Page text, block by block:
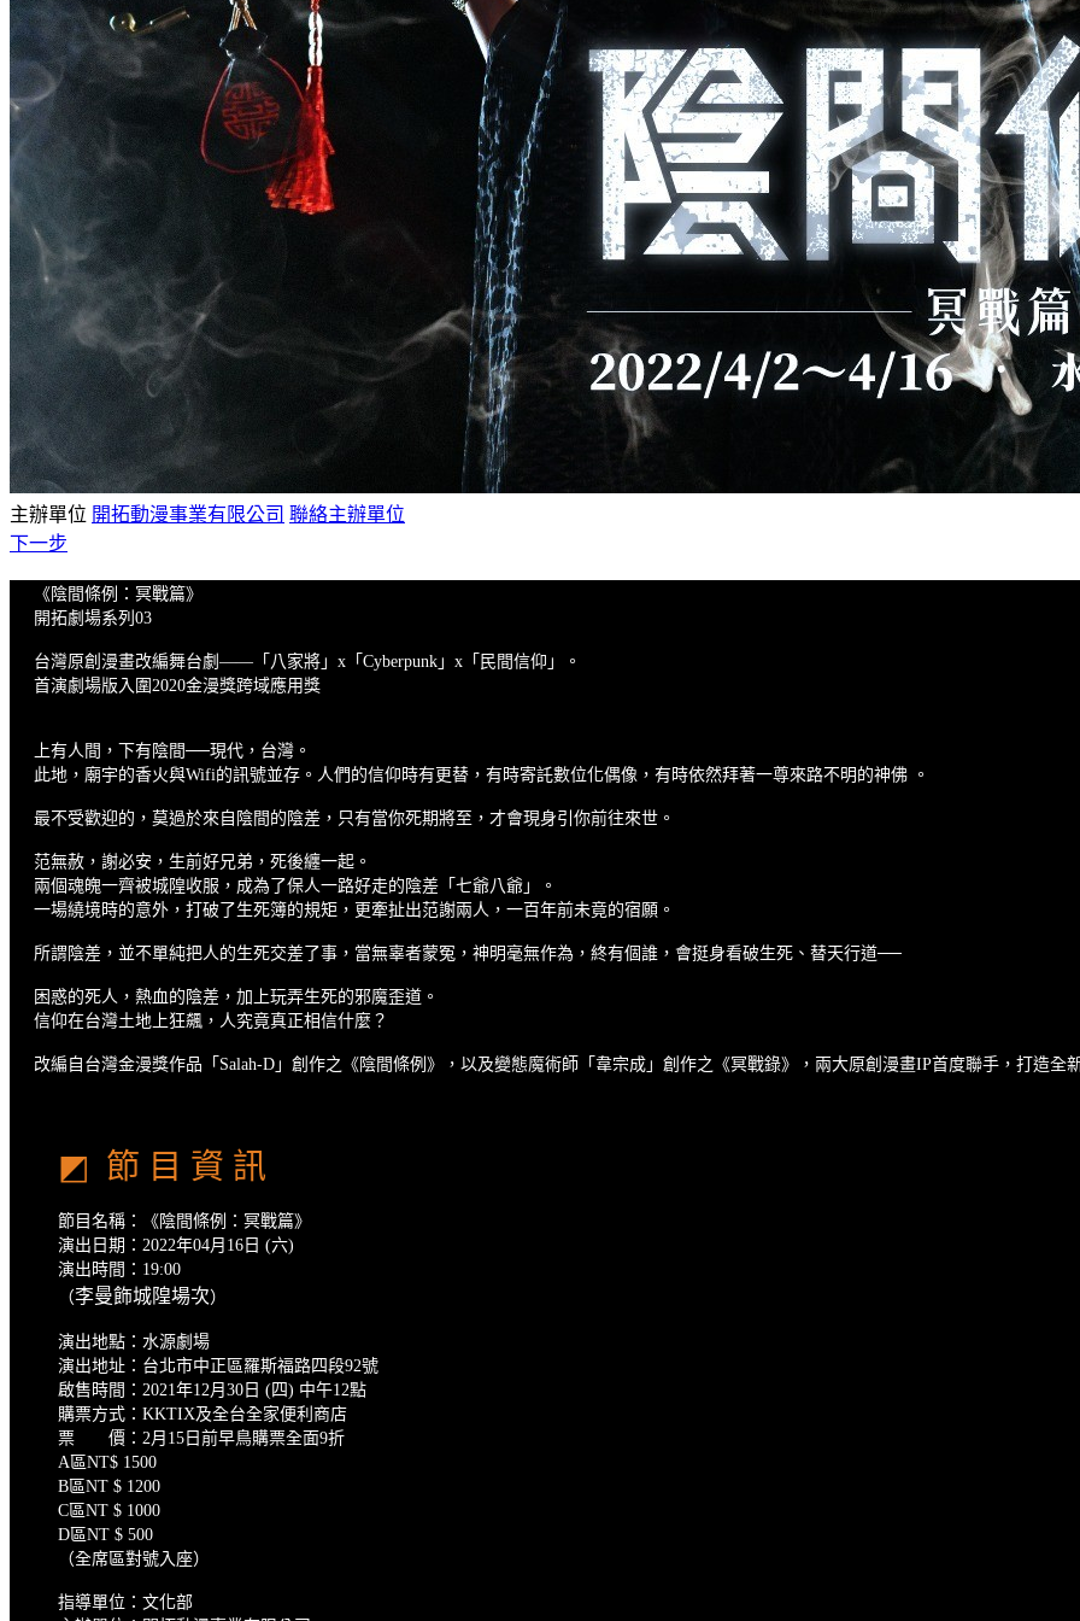
主辦單位 開拓動漫事業有限公司 聯絡主辦單位
下一步
《陰間條例：冥戰篇》
開拓劇場系列03
台灣原創漫畫改編舞台劇——「八家將」x「Cyberpunk」x「民間信仰」。
首演劇場版入圍2020金漫獎跨域應用獎
上有人間，下有陰間──現代，台灣。
此地，廟宇的香火與Wifi的訊號並存。人們的信仰時有更替，有時寄託數位化偶像，有時依然拜著一尊來路不明的神佛 。
最不受歡迎的，莫過於來自陰間的陰差，只有當你死期將至，才會現身引你前往來世。
范無赦，謝必安，生前好兄弟，死後纏一起。
兩個魂魄一齊被城隍收服，成為了保人一路好走的陰差「七爺八爺」。
一場繞境時的意外，打破了生死簿的規矩，更牽扯出范謝兩人，一百年前未竟的宿願。
所謂陰差，並不單純把人的生死交差了事，當無辜者蒙冤，神明毫無作為，終有個誰，會挺身看破生死、替天行道──
困惑的死人，熱血的陰差，加上玩弄生死的邪魔歪道。
信仰在台灣土地上狂飆，人究竟真正相信什麼？
改編自台灣金漫獎作品「Salah-D」創作之《陰間條例》，以及變態魔術師「韋宗成」創作之《冥戰錄》，兩大原創漫畫IP首度聯手，打造全
◩ 節 目 資 訊
節目名稱：《陰間條例：冥戰篇》
演出日期：2022年04月16日 (六)
演出時間：19:00
（李曼飾城隍場次）
演出地點：水源劇場
演出地址：台北市中正區羅斯福路四段92號
啟售時間：2021年12月30日 (四) 中午12點
購票方式：KKTIX及全台全家便利商店
票 價：2月15日前早鳥購票全面9折
A區NT$ 1500
B區NT $ 1200
C區NT $ 1000
D區NT $ 500
（全席區對號入座）
指導單位：文化部